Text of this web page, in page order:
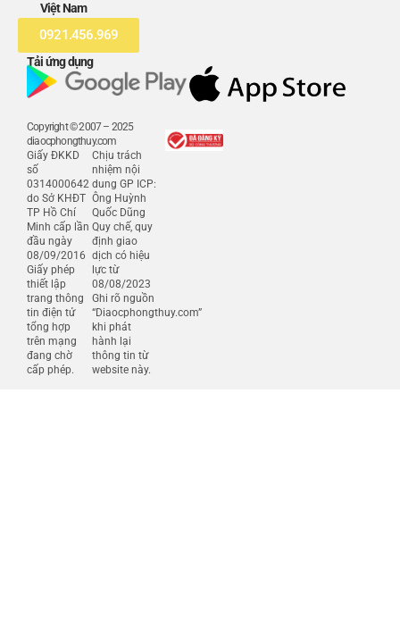
Việt Nam
0921.456.969
Tải ứng dụng
Copyright © 2007 – 2025
diaocphongthuy.com
Giấy ĐKKD
số
0314000642
do Sở KHĐT
TP Hồ Chí
Minh cấp lần
đầu ngày
08/09/2016
Giấy phép
thiết lập
trang thông
tin điện tử
tổng hợp
trên mạng
đang chờ
cấp phép.
Chịu trách
nhiệm nội
dung GP ICP:
Ông Huỳnh
Quốc Dũng
Quy chế, quy
định giao
dịch có hiệu
lực từ
08/08/2023
Ghi rõ nguồn
“Diaocphongthuy.com”
khi phát
hành lại
thông tin từ
website này.